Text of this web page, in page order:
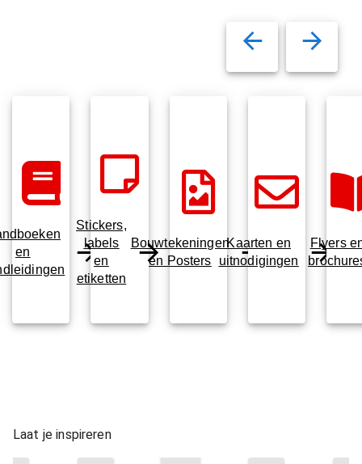
en
Stickers,
labels
en
etiketten
Bouwtekeningen
en Posters
Kaarten en
uitnodigingen
Flyers
Laat je inspireren